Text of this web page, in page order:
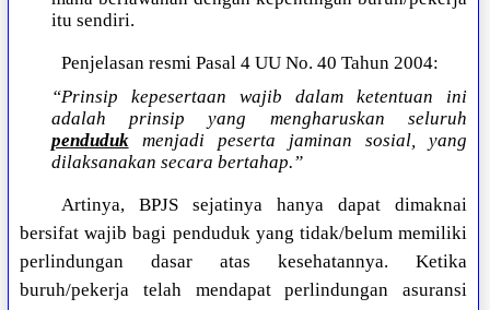
itu sendiri.
Penjelasan resmi Pasal 4 UU No. 40 Tahun 2004:
“Prinsip kepesertaan wajib dalam ketentuan ini
adalah prinsip yang mengharuskan seluruh
pendudukmenjadi peserta jaminan sosial, yang
dilaksanakan secara bertahap.”
Artinya, BPJS sejatinya hanya dapat dimaknai
bersifat wajib bagi penduduk yang tidak/belum memiliki
perlindungan dasar atas kesehatannya. Ketika
buruh/pekerja telah mendapat perlindungan asuransi